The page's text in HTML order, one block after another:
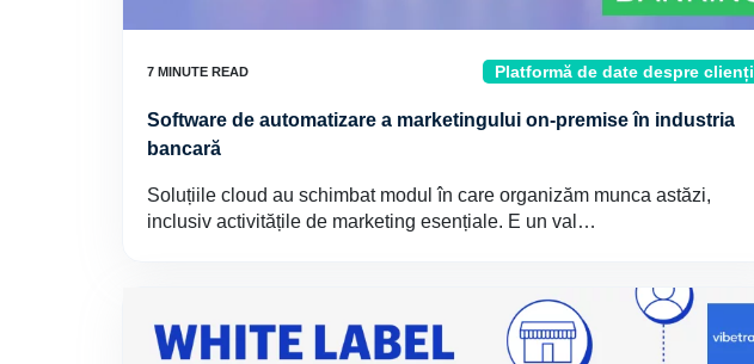
Platformă de date despre clienți
Software de automatizare a marketingului on-premise în industria
bancară
Soluțiile cloud au schimbat modul în care organizăm munca astăzi,
inclusiv activitățile de marketing esențiale. E un val…